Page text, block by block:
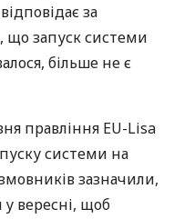
за
що запуск системи
більше не є
правління EU-Lisa
системи на
зазначили,
у вересні, щоб